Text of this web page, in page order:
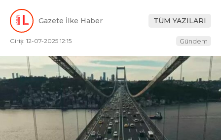
Gazete İlke Haber TÜM YAZILARI
Giriş: 12-07-2025 12:15 Gündem